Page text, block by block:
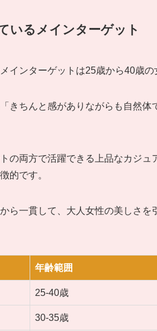
いるメインターゲット
インターゲットは25歳から40歳の
きちんと感がありながらも自然
の両方で活躍できる上品なカジ
的です。
ら一貫して、大人女性の美しさ
年齢範囲
25-40歳
30-35歳